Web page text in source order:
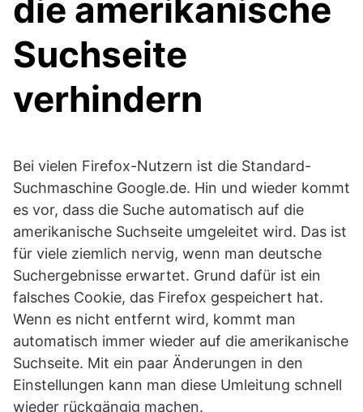
die amerikanische
Suchseite
verhindern
Bei vielen Firefox-Nutzern ist die Standard-
Suchmaschine Google.de. Hin und wieder kommt
es vor, dass die Suche automatisch auf die
amerikanische Suchseite umgeleitet wird. Das ist
für viele ziemlich nervig, wenn man deutsche
Suchergebnisse erwartet. Grund dafür ist ein
falsches Cookie, das Firefox gespeichert hat.
Wenn es nicht entfernt wird, kommt man
automatisch immer wieder auf die amerikanische
Suchseite. Mit ein paar Änderungen in den
Einstellungen kann man diese Umleitung schnell
wieder rückgängig machen.